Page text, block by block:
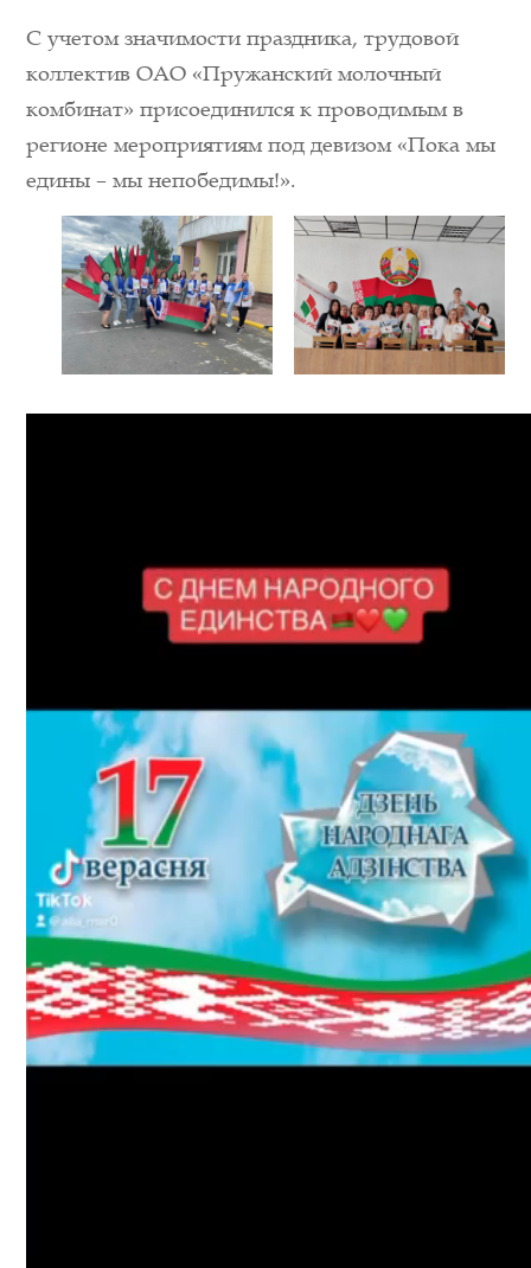
С учетом значимости праздника, трудовой
коллектив ОАО «Пружанский молочный
комбинат» присоединился к проводимым в
регионе мероприятиям под девизом «Пока мы
едины – мы непобедимы!».